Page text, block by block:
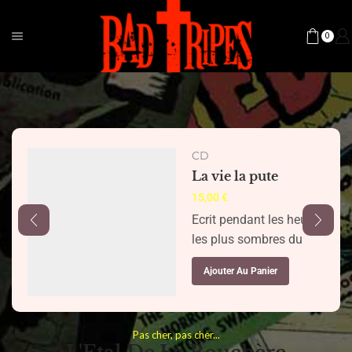
0
CD
La vie la pute
15,00€
Ecrit pendant les heures
les plus sombres du
confinement et de la
pandémie de COVID-19,
d’être une référence aux
belles de nuit, est à ce
Ajouter Au Panier
Pas cher, pas cher...